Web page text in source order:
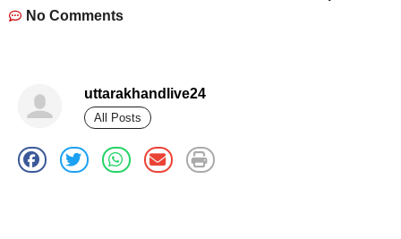
No Comments
uttarakhandlive24
All Posts